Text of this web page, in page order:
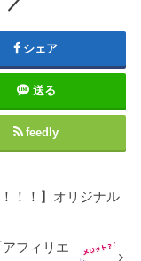
シェア
送る
feedly
！！】オリジナル
フィリエ